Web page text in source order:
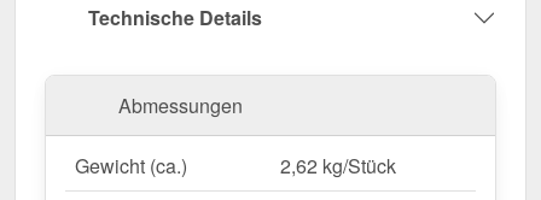
abzudichten und zu stabilisieren
und eine robuste Beschichtung.
Hergestellt ausStahlmit einerMaterialstärke von
0,50 mm, bietet dieses Kantteil hohe Stabilität. Die
Technische Details
Abmessungen
Gewicht (ca.)
2,62 kg/Stück